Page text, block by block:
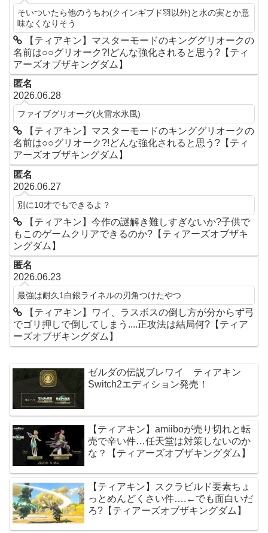
そいついたら他のうちわ(クインギブド羽以外)と水の実とか意
味なくなりそう
【ティアキン】マスターモードのキンググリオークの
名前は○○グリオーク?!どんな強化されると思う?【ティ
アーズオブザキングダム】
匿名
2026.06.28
ファイブグリオーグ(火雷水氷風)
【ティアキン】マスターモードのキンググリオークの
名前は○○グリオーク?!どんな強化されると思う?【ティ
アーズオブザキングダム】
匿名
2026.06.27
別に10才でもできるよ？
【ティアキン】今作の謎解き難しすぎないか?子供で
もこのゲームクリアできるのか?【ティアーズオブザキ
ングダム】
匿名
2026.06.23
最強は耐久1白銀ライネルの刃角つけたやつ
【ティアキン】ワイ、ラスボスの倒し方が分からず弓
でゴリ押しで倒してしまう....正攻法は結局何?【ティア
ーズオブザキングダム】
ゼルダの伝説ブレワイ ティアキン
Switch2エディション発売！
【ティアキン】amiiboが売り切れと転
売で辛い件…任天堂は対策しないのか
な？【ティアーズオブザキングダム】
【ティアキン】スクラビルド要素ちょ
っとめんどくさい件….←でも面白いだ
ろ?【ティアーズオブザキングダム】